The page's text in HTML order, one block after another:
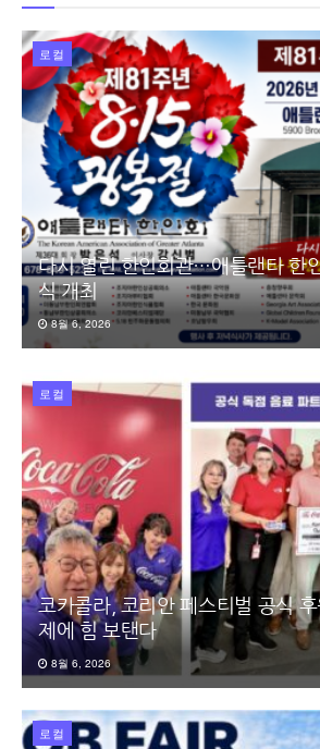
로컬
다시 열린 한인회관…애틀랜타 한
식 개최
8월 6, 2026
로컬
코카콜라, 코리안 페스티벌 공식
제에 힘 보탠다
8월 6, 2026
로컬